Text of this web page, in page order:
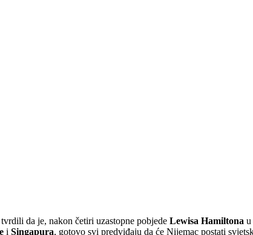
da je, nakon četiri uzastopne pobjede Lewisa Hamiltona u
i Singapura, gotovo svi predviđaju da će Nijemac postati